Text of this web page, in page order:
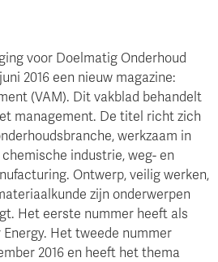
voor Doelmatig Onderhoud
2016 een nieuw magazine:
(VAM). Dit vakblad behandelt
management. De titel richt zich
werkzaam in
industrie, weg- en
Ontwerp, veilig werken,
zijn onderwerpen
Het eerste nummer heeft als
Het tweede nummer
2016 en heeft het thema